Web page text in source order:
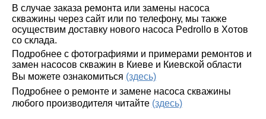
В случае заказа ремонта или замены насоса
скважины через сайт или по телефону, мы также
осуществим доставку нового насоса Pedrollo в Хотов
со склада.
Подробнее с фотографиями и примерами ремонтов и
замен насосов скважин в Киеве и Киевской области
Вы можете ознакомиться (здесь)
Подробнее о ремонте и замене насоса скважины
любого производителя читайте (здесь)